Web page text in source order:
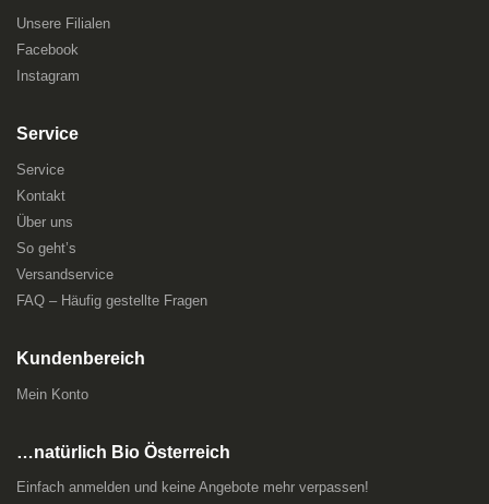
Unsere Filialen
Facebook
Instagram
Service
Service
Kontakt
Über uns
So geht’s
Versandservice
FAQ – Häufig gestellte Fragen
Kundenbereich
Mein Konto
…natürlich Bio Österreich
Einfach anmelden und keine Angebote mehr verpassen!